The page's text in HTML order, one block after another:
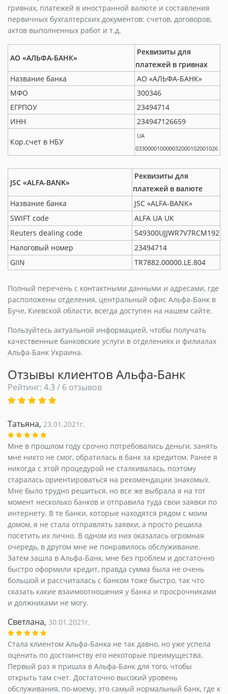
гривнах, платежей в иностранной валюте и составления
первичных бухгалтерских документов: счетов, договоров,
актов выполненных работ и т.д.
АО «АЛЬФА-БАНК»
Реквизиты для
платежей в гривнах
Название банка
АО «АЛЬФА-БАНК»
МФО
300346
ЕГРПОУ
23494714
ИНН
234947126659
Кор.счет в НБУ
UA
033000010000032000102001026
JSC «ALFA-BANK»
Реквизиты для
платежей в валюте
Название банка
JSC «ALFA-BANK»
SWIFT code
ALFA UA UK
Reuters dealing code
549300UJJWR7V7RCM192
Налоговый номер
23494714
GIIN
TR7882.00000.LE.804
Полный перечень с контактными данными и адресами, где
расположены отделения, центральный офис Альфа-Банк в
Буче, Киевской области, всегда доступен на нашем сайте.
Пользуйтесь актуальной информацией, чтобы получать
качественные банковские услуги в отделениях и филиалах
Альфа-Банк Украина.
Отзывы клиентов Альфа-Банк
Рейтинг: 4.3 / 6 отзывов
Татьяна, 23.01.2021г.
Мне в прошлом году срочно потребовались деньги, занять
мне никто не смог, обратилась в банк за кредитом. Ранее я
никогда с этой процедурой не сталкивалась, поэтому
старалась ориентироваться на рекомендации знакомых.
Мне было трудно решиться, но все же выбрала я на тот
момент несколько банков и отправила туда свои заявки по
интернету. В те банки, которые находятся рядом с моим
домом, я не стала отправлять заявки, а просто решила
посетить их лично. В одном из них оказалась огромная
очередь, в другом мне не понравилось обслуживание.
Затем зашла в Альфа-Банк, мне без проблем и достаточно
быстро оформили кредит, правда сумма была не очень
большой и рассчиталась с банком тоже быстро, так что
сказать какие взаимоотношения у банка и просрочниками
и должниками не могу.
Светлана, 30.01.2021г.
Стала клиентом Альфа-Банка не так давно, но уже успела
оценить по достоинству его некоторые преимущества.
Первый раз я пришла в Альфа-Банк для того, чтобы
открыть там счет. Достаточно высокий уровень
обслуживания, по-моему, это самый нормальный банк, где к